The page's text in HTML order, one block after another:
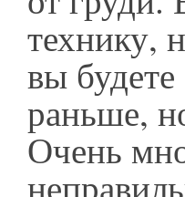
технику,
вы
раньше,
Очень